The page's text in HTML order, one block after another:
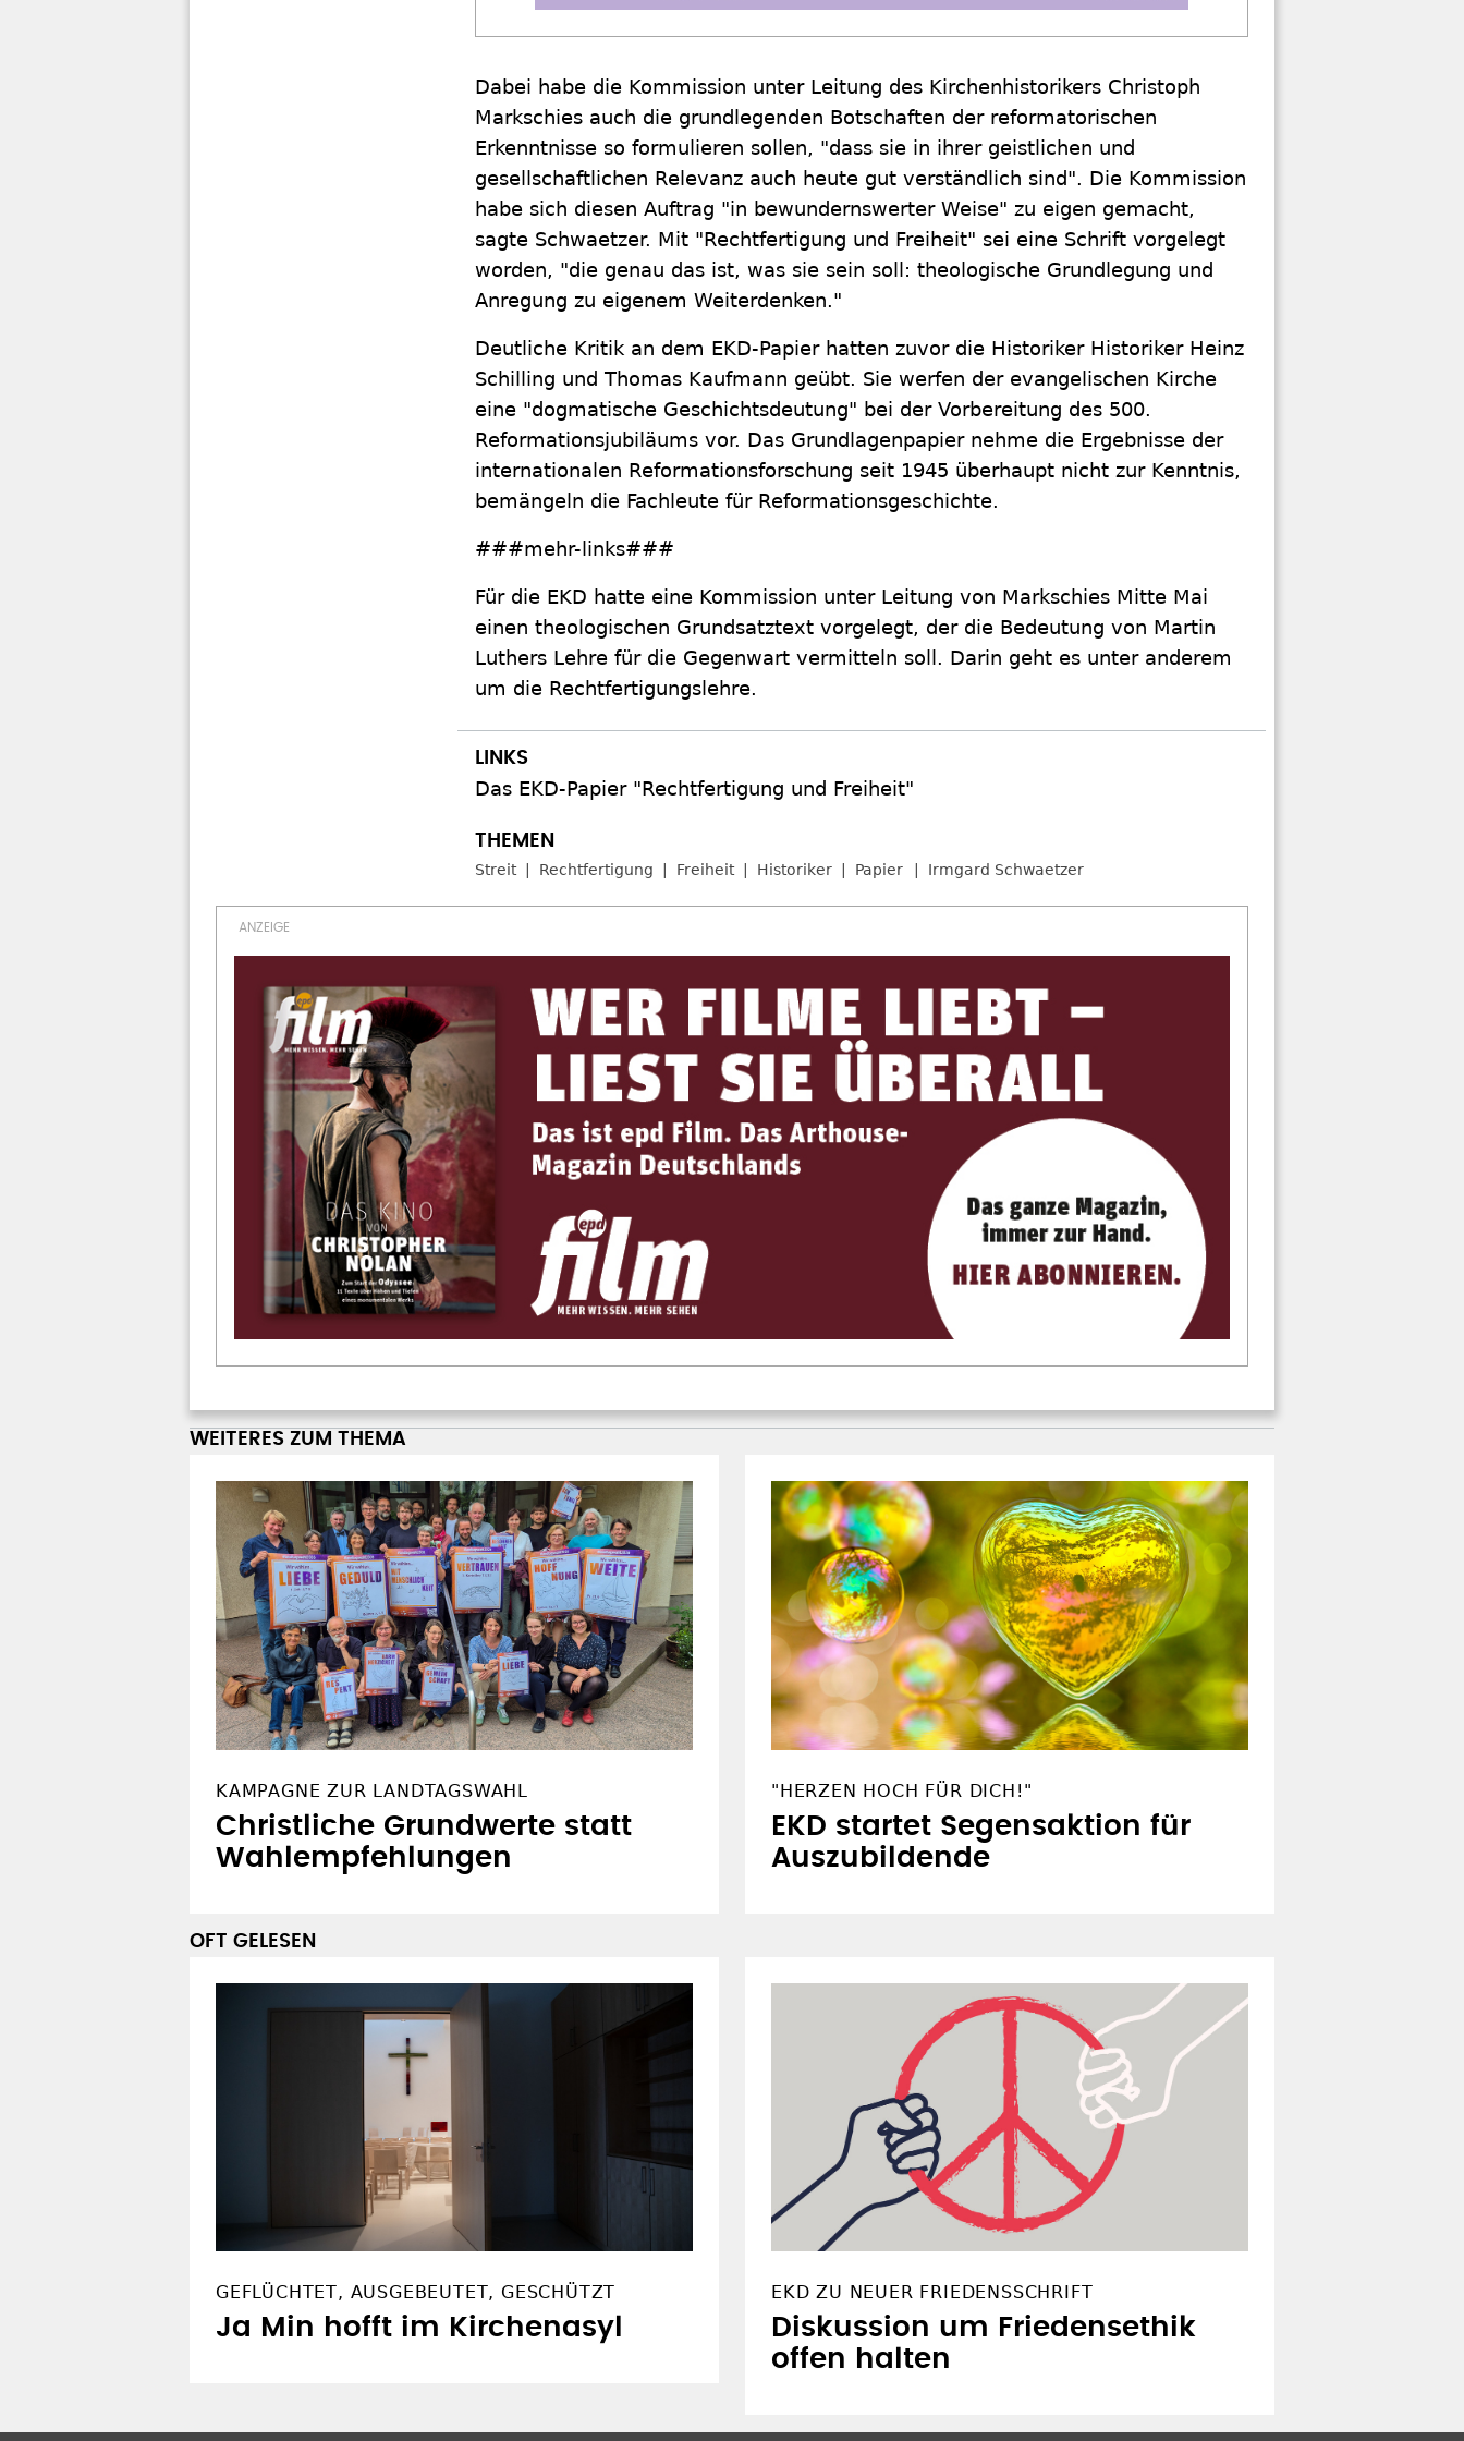
Dabei habe die Kommission unter Leitung des Kirchenhistorikers Christoph
Markschies auch die grundlegenden Botschaften der reformatorischen
Erkenntnisse so formulieren sollen, "dass sie in ihrer geistlichen und
gesellschaftlichen Relevanz auch heute gut verständlich sind". Die Kommission
habe sich diesen Auftrag "in bewundernswerter Weise" zu eigen gemacht,
sagte Schwaetzer. Mit "Rechtfertigung und Freiheit" sei eine Schrift vorgelegt
worden, "die genau das ist, was sie sein soll: theologische Grundlegung und
Anregung zu eigenem Weiterdenken."
Deutliche Kritik an dem EKD-Papier hatten zuvor die Historiker Historiker Heinz
Schilling und Thomas Kaufmann geübt. Sie werfen der evangelischen Kirche
eine "dogmatische Geschichtsdeutung" bei der Vorbereitung des 500.
Reformationsjubiläums vor. Das Grundlagenpapier nehme die Ergebnisse der
internationalen Reformationsforschung seit 1945 überhaupt nicht zur Kenntnis,
bemängeln die Fachleute für Reformationsgeschichte.
###mehr-links###
Für die EKD hatte eine Kommission unter Leitung von Markschies Mitte Mai
einen theologischen Grundsatztext vorgelegt, der die Bedeutung von Martin
Luthers Lehre für die Gegenwart vermitteln soll. Darin geht es unter anderem
um die Rechtfertigungslehre.
Das EKD-Papier "Rechtfertigung und Freiheit"
Streit Rechtfertigung Freiheit Historiker Papier Irmgard Schwaetzer
WEITERES ZUM THEMA
KAMPAGNE ZUR LANDTAGSWAHL
Christliche Grundwerte statt
Wahlempfehlungen
"HERZEN HOCH FÜR DICH!"
EKD startet Segensaktion für
Auszubildende
OFT GELESEN
GEFLÜCHTET, AUSGEBEUTET, GESCHÜTZT
Ja Min hofft im Kirchenasyl
EKD ZU NEUER FRIEDENSSCHRIFT
Diskussion um Friedensethik
offen halten